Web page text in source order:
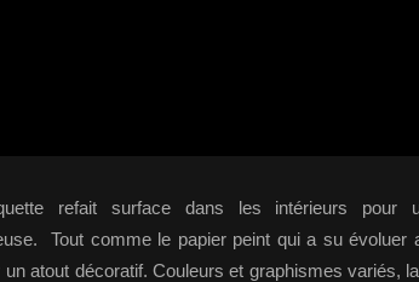
refait surface dans les intérieurs pour
Tout comme le papier peint qui a su évoluer
un atout décoratif. Couleurs et graphismes variés,